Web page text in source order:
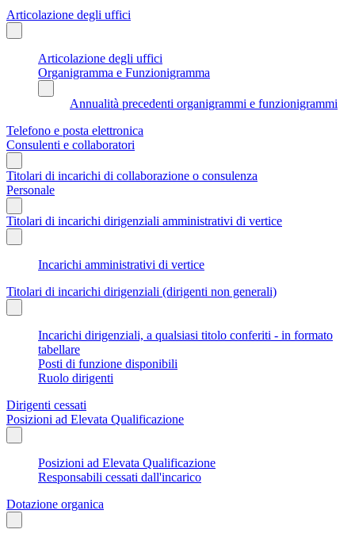
Articolazione degli uffici
Articolazione degli uffici
Organigramma e Funzionigramma
Annualità precedenti organigrammi e funzionigrammi
Telefono e posta elettronica
Consulenti e collaboratori
Titolari di incarichi di collaborazione o consulenza
Personale
Titolari di incarichi dirigenziali amministrativi di vertice
Incarichi amministrativi di vertice
Titolari di incarichi dirigenziali (dirigenti non generali)
Incarichi dirigenziali, a qualsiasi titolo conferiti - in formato
tabellare
Posti di funzione disponibili
Ruolo dirigenti
Dirigenti cessati
Posizioni ad Elevata Qualificazione
Posizioni ad Elevata Qualificazione
Responsabili cessati dall'incarico
Dotazione organica